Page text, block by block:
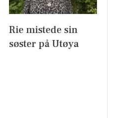
Rie mistede sin
søster på Utøya